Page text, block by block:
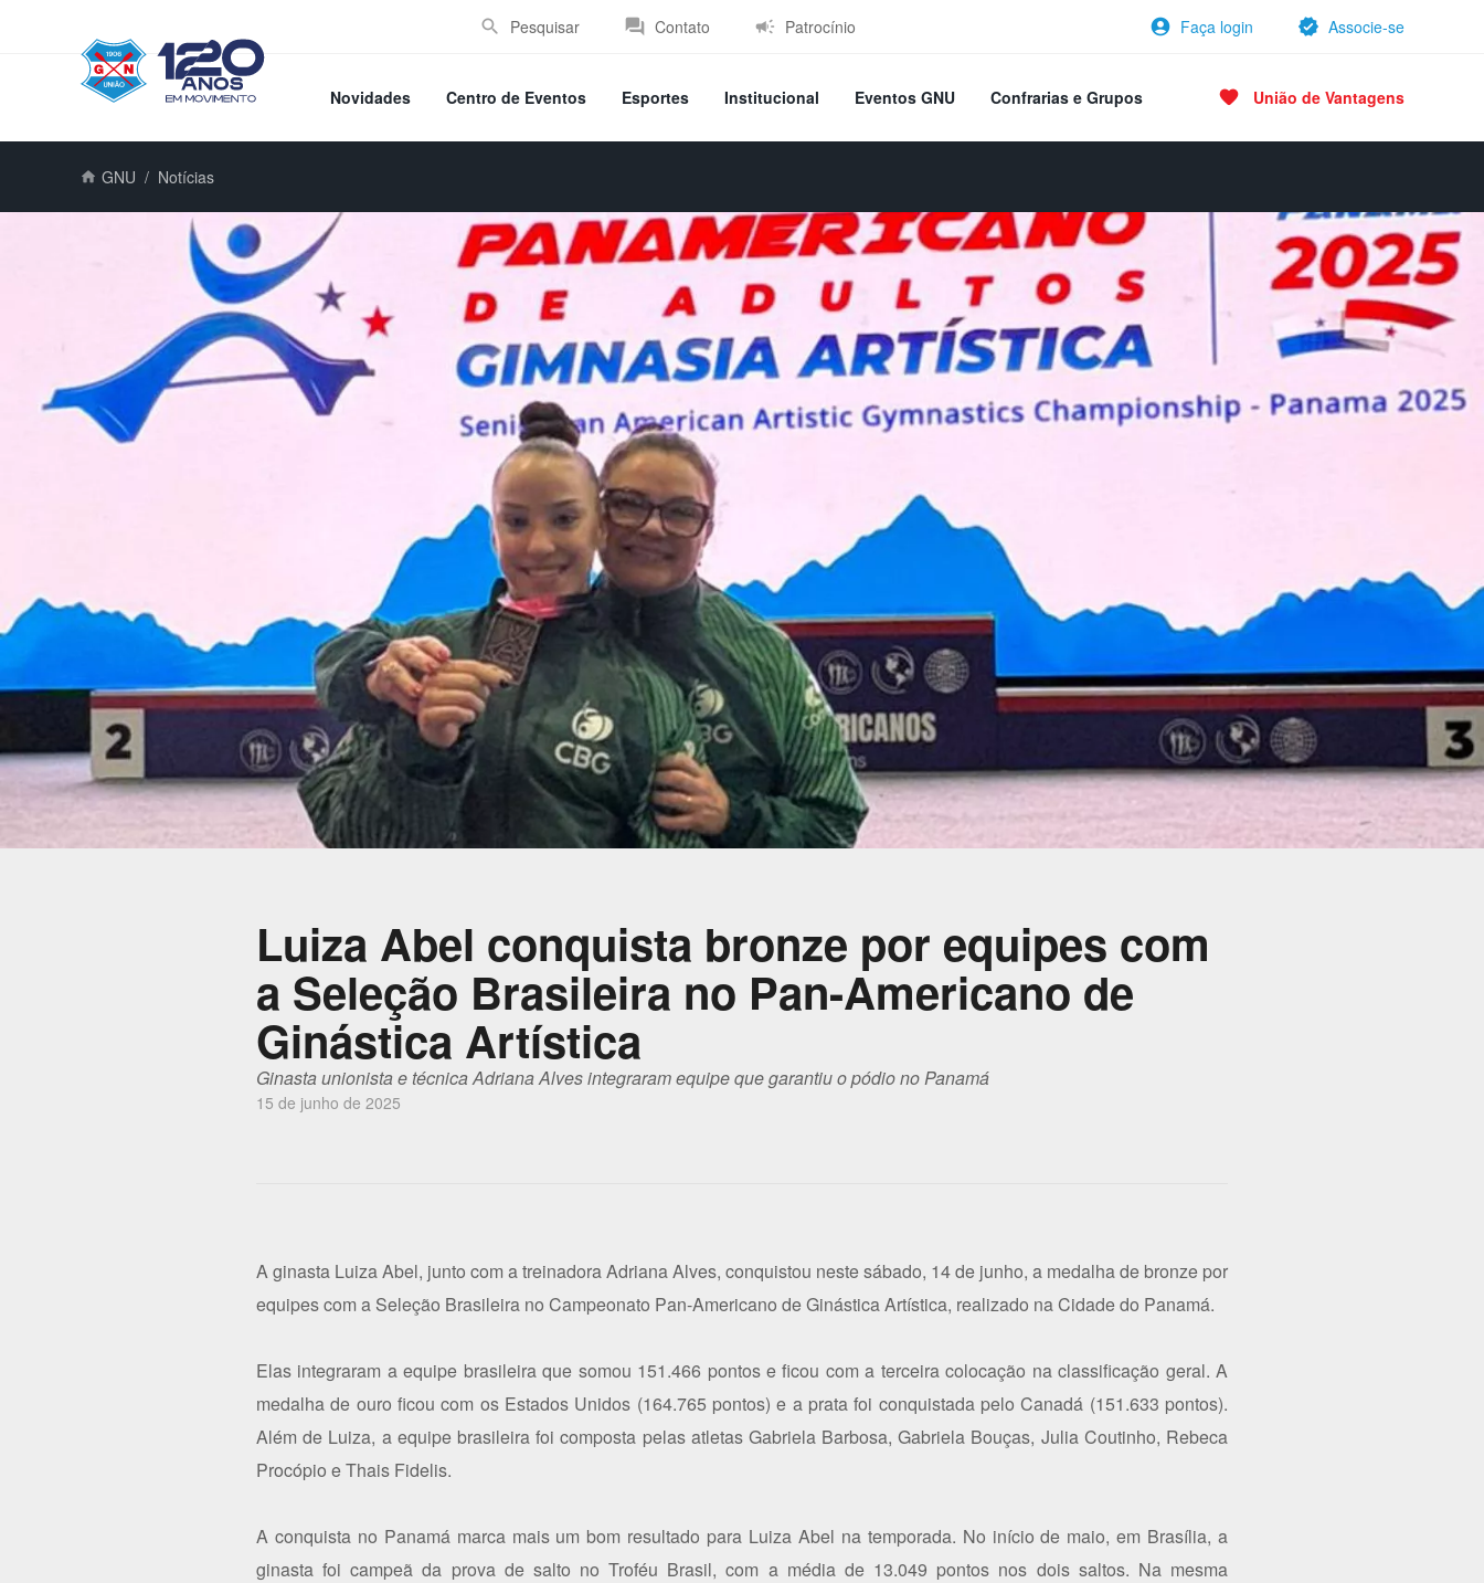
Novidades Centro de Eventos Esportes Institucional Eventos GNU Confrarias e Grupos União de Vantagens
Pesquisar Contato Patrocínio Faça login Associe-se
GNU Notícias
Luiza Abel conquista bronze por equipes com
a Seleção Brasileira no Pan-Americano de
Ginástica Artística
Ginasta unionista e técnica Adriana Alves integraram equipe que garantiu o pódio no Panamá
15 de junho de 2025
A ginasta Luiza Abel, junto com a treinadora Adriana Alves, conquistou neste sábado, 14 de junho, a medalha de bronze por
equipes com a Seleção Brasileira no Campeonato Pan-Americano de Ginástica Artística, realizado na Cidade do Panamá.
Elas integraram a equipe brasileira que somou 151.466 pontos e ficou com a terceira colocação na classificação geral. A
medalha de ouro ficou com os Estados Unidos (164.765 pontos) e a prata foi conquistada pelo Canadá (151.633 pontos).
Além de Luiza, a equipe brasileira foi composta pelas atletas Gabriela Barbosa, Gabriela Bouças, Julia Coutinho, Rebeca
Procópio e Thais Fidelis.
A conquista no Panamá marca mais um bom resultado para Luiza Abel na temporada. No início de maio, em Brasília, a
ginasta foi campeã da prova de salto no Troféu Brasil, com a média de 13.049 pontos nos dois saltos. Na mesma